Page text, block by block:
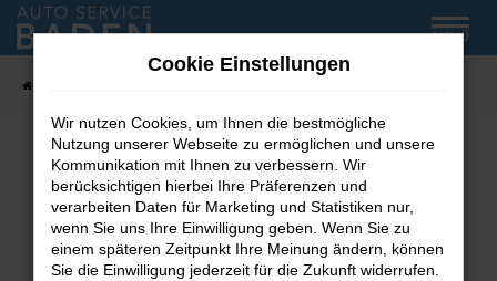
Zum
Hauptinhalt
MENÜ
Fehler: Network Error
Beim Laden ist ein Fehler aufgetreten.
Hier sind ein paar Tipps, die dir helfen können:
Cookie Einstellungen
Wir nutzen Cookies, um Ihnen die bestmögliche
Nutzung unserer Webseite zu ermöglichen und unsere
Kommunikation mit Ihnen zu verbessern. Wir
berücksichtigen hierbei Ihre Präferenzen und
verarbeiten Daten für Marketing und Statistiken nur,
wenn Sie uns Ihre Einwilligung geben. Wenn Sie zu
einem späteren Zeitpunkt Ihre Meinung ändern, können
Sie die Einwilligung jederzeit für die Zukunft widerrufen.